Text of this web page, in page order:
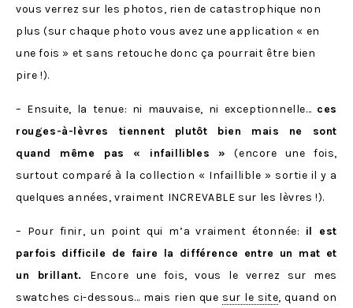
vous verrez sur les photos, rien de catastrophique non
plus (sur chaque photo vous avez une application « en
une fois » et sans retouche donc ça pourrait être bien
pire !).
– Ensuite, la tenue: ni mauvaise, ni exceptionnelle… ces
rouges-à-lèvres tiennent plutôt bien mais ne sont
quand même pas « infaillibles »
(encore une fois,
surtout comparé à la collection « Infaillible » sortie il y a
quelques années, vraiment INCREVABLE sur les lèvres !).
– Pour finir, un point qui m’a vraiment étonnée: il est
parfois difficile de faire la différence entre un mat et
un brillant.
Encore une fois, vous le verrez sur mes
swatches ci-dessous… mais rien que sur le site, quand on